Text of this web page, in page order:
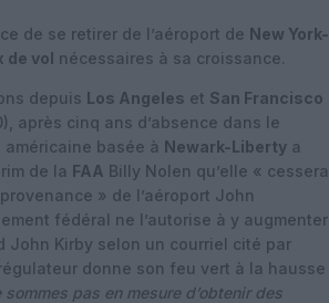
de se retirer de l’aéroport de New York-
de vol nécessaires à sa croissance.
depuis Los Angeles et San Francisco
après cinq ans d’absence dans le
basée à Newark-Liberty a
de la FAA Billy Nolen qu’elle « cessera
» de l’aéroport John
fédéral ne l’autorise à y augmenter
John Kirby selon un courriel cité par
donne son feu vert à la hausse
sommes pas en mesure d’obtenir des